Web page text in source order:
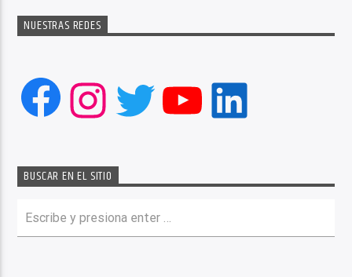
NUESTRAS REDES
Facebook
Instagram
Twitter
YouTube
LinkedIn
BUSCAR EN EL SITIO